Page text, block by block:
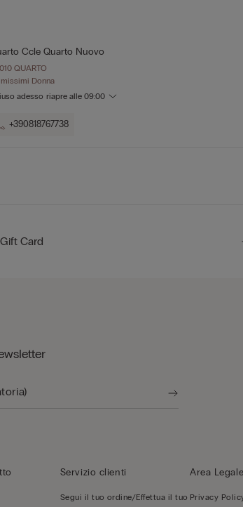
Ccle Quarto Nuovo
QUARTO
Donna
adesso riapre alle09:00
+390818767738
Gift Card
Servizio clienti
Segui il tuo ordine/Effettua il tuo
Area Legale
Privacy